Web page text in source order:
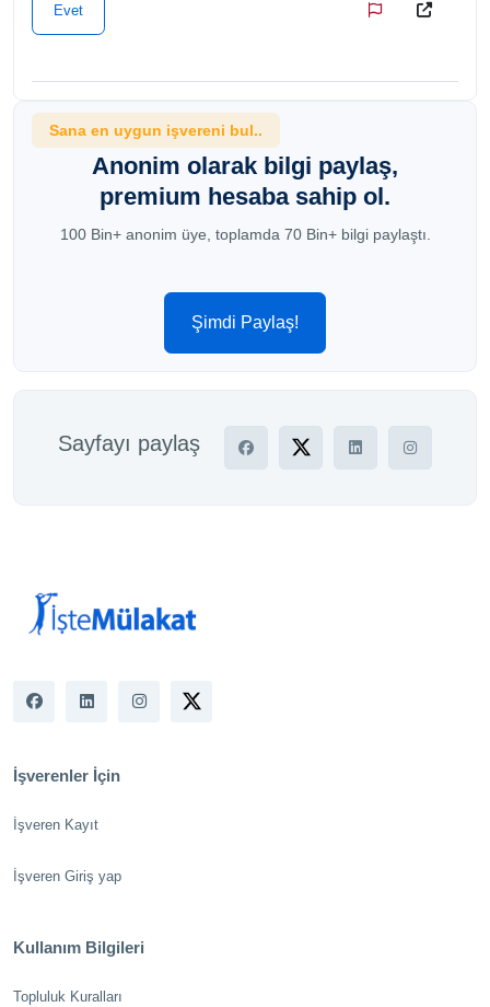
Evet
Sana en uygun işvereni bul..
Anonim olarak bilgi paylaş,
premium hesaba sahip ol.
100 Bin+ anonim üye, toplamda 70 Bin+ bilgi paylaştı.
Şimdi Paylaş!
Sayfayı paylaş
İşverenler İçin
İşveren Kayıt
İşveren Giriş yap
Kullanım Bilgileri
Topluluk Kuralları